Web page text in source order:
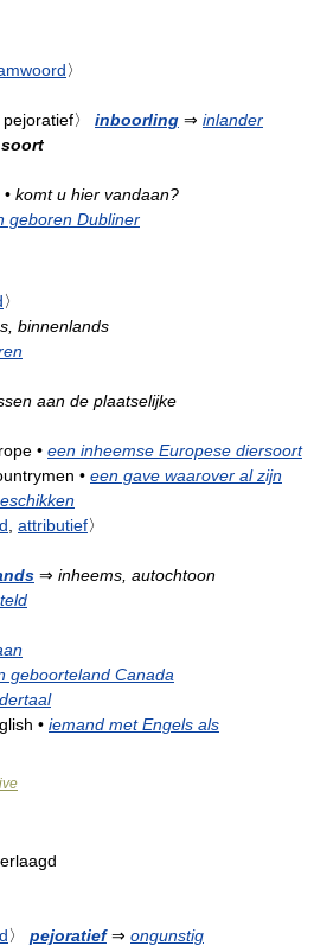
〉
〉 inboorling ⇒ inlander
• komt u hier vandaan?
geboren Dubliner
〉
binnenlands
aan de plaatselijke
• een inheemse Europese diersoort
• een gave waarover al zijn
attributief〉
⇒ inheems, autochtoon
geboorteland Canada
• iemand met Engels als
〉 pejoratief⇒ ongunstig